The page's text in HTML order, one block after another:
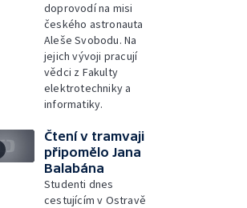
doprovodí na misi
českého astronauta
Aleše Svobodu. Na
jejich vývoji pracují
vědci z Fakulty
elektrotechniky a
informatiky.
Čtení v tramvaji
připomělo Jana
Balabána
Studenti dnes
cestujícím v Ostravě